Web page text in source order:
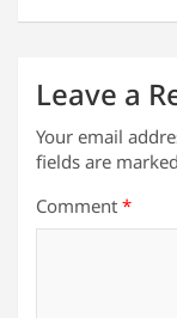
Leave a
Your email
fields are marked
Comment *